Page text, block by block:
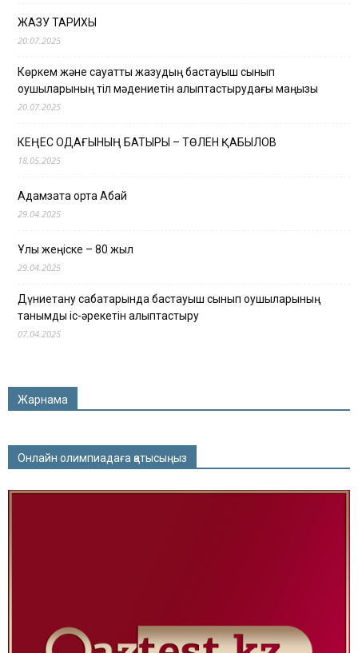
ЖАЗУ ТАРИХЫ
20.07.2025
Көркем және сауатты жазудың бастауыш сынып
оқушыларының тіл мәдениетін қалыптастырудағы маңызы
20.07.2025
КЕҢЕС ОДАҒЫНЫҢ БАТЫРЫ – ТӨЛЕН ҚАБЫЛОВ
18.05.2025
Адамзатқа ортақ Абай
29.04.2025
Ұлы жеңіске – 80 жыл
29.04.2025
Дүниетану сабақтарында бастауыш сынып оқушыларының
танымдық іс-әрекетін қалыптастыру
07.04.2025
Жарнама
Онлайн олимпиадаға қатысыңыз